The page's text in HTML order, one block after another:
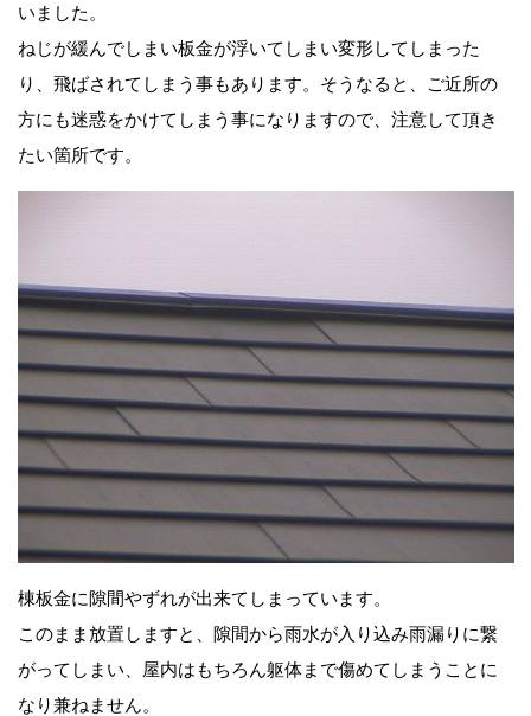
いました。
ねじが緩んでしまい板金が浮いてしまい変形してしまった
り、飛ばされてしまう事もあります。そうなると、ご近所の
方にも迷惑をかけてしまう事になりますので、注意して頂き
たい箇所です。
棟板金に隙間やずれが出来てしまっています。
このまま放置しますと、隙間から雨水が入り込み雨漏りに繋
がってしまい、屋内はもちろん躯体まで傷めてしまうことに
なり兼ねません。